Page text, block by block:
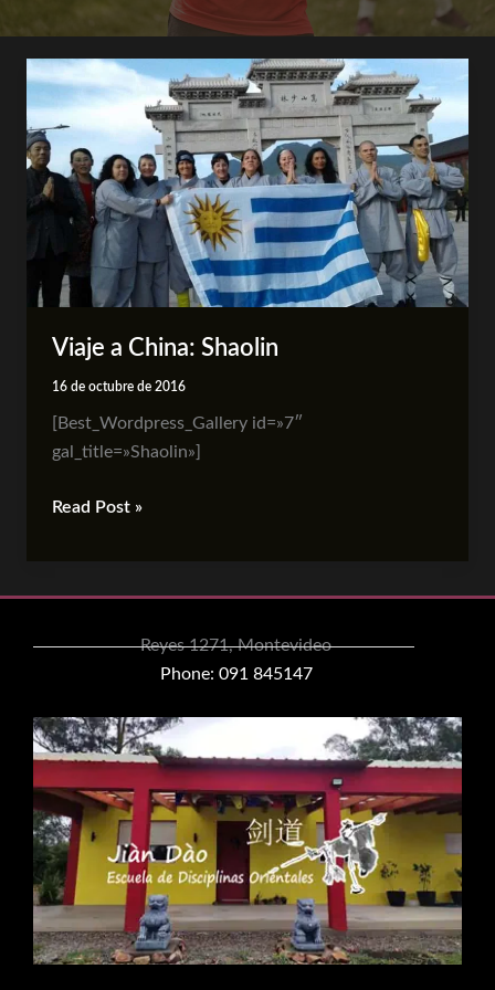
Viaje a China: Shaolin
16 de octubre de 2016
[Best_Wordpress_Gallery id=»7″
gal_title=»Shaolin»]
Viaje
a
China:
Shaolin
Read Post »
Reyes 1271, Montevideo
Phone: 091 845147